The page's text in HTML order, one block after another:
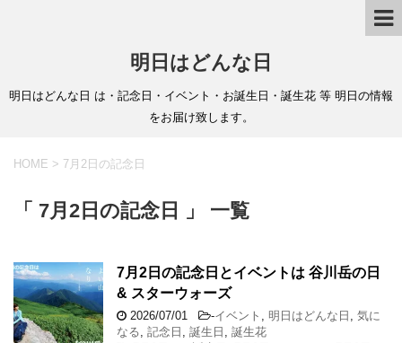
明日はどんな日
明日はどんな日 は・記念日・イベント・お誕生日・誕生花 等 明日の情報
をお届け致します。
HOME > 7月2日の記念日
「 7月2日の記念日 」 一覧
7月2日の記念日とイベントは 谷川岳の日
& スターウォーズ
2026/07/01 -イベント 明日はどんな日
気に
なる 記念日 誕生日
誕生花